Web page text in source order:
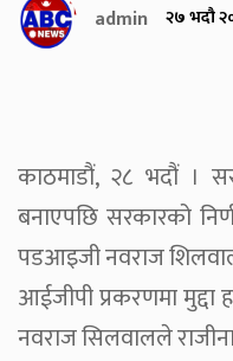
admin २७ भदौ
काठमाडौं, २८ भदौं ।
बनाएपछि सरकारको
पडआइजी नवराज
आईजीपी प्रकरणमा
नवराज सिलवालले